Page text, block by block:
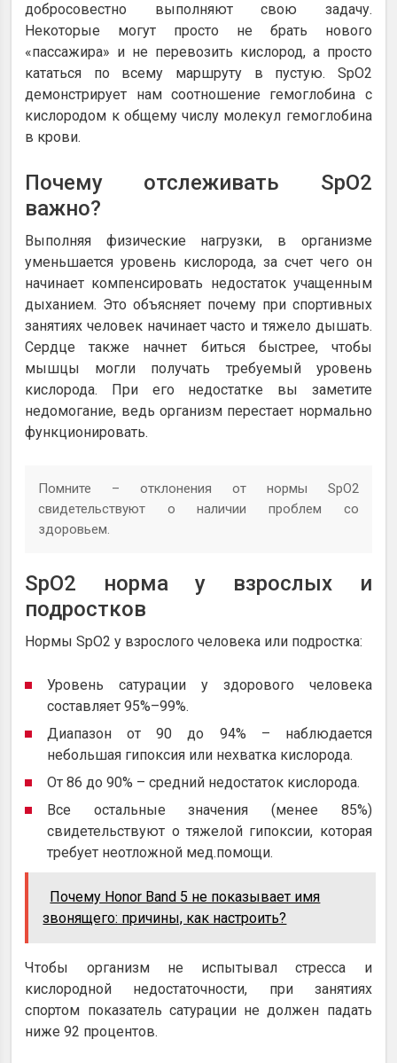
добросовестно выполняют свою задачу.
Некоторые могут просто не брать нового
«пассажира» и не перевозить кислород, а просто
кататься по всему маршруту в пустую. SpO2
демонстрирует нам соотношение гемоглобина с
кислородом к общему числу молекул гемоглобина
в крови.
Почему отслеживать SpO2
важно?
Выполняя физические нагрузки, в организме
уменьшается уровень кислорода, за счет чего он
начинает компенсировать недостаток учащенным
дыханием. Это объясняет почему при спортивных
занятиях человек начинает часто и тяжело дышать.
Сердце также начнет биться быстрее, чтобы
мышцы могли получать требуемый уровень
кислорода. При его недостатке вы заметите
недомогание, ведь организм перестает нормально
функционировать.
Помните – отклонения от нормы SpO2
свидетельствуют о наличии проблем со
здоровьем.
SpO2 норма у взрослых и
подростков
Нормы SpO2 у взрослого человека или подростка:
Уровень сатурации у здорового человека
составляет 95%–99%.
Диапазон от 90 до 94% – наблюдается
небольшая гипоксия или нехватка кислорода.
От 86 до 90% – средний недостаток кислорода.
Все остальные значения (менее 85%)
свидетельствуют о тяжелой гипоксии, которая
требует неотложной мед.помощи.
Почему Honor Band 5 не показывает имя
звонящего: причины, как настроить?
Чтобы организм не испытывал стресса и
кислородной недостаточности, при занятиях
спортом показатель сатурации не должен падать
ниже 92 процентов.